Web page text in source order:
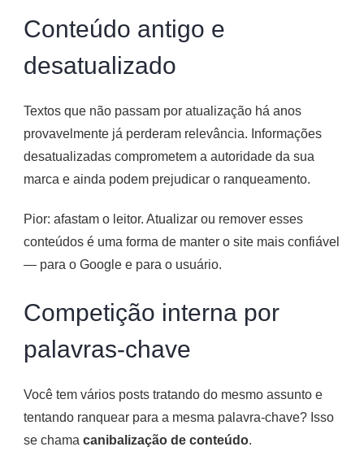
Conteúdo antigo e
desatualizado
Textos que não passam por atualização há anos
provavelmente já perderam relevância. Informações
desatualizadas comprometem a autoridade da sua
marca e ainda podem prejudicar o ranqueamento.
Pior: afastam o leitor. Atualizar ou remover esses
conteúdos é uma forma de manter o site mais confiável
— para o Google e para o usuário.
Competição interna por
palavras-chave
Você tem vários posts tratando do mesmo assunto e
tentando ranquear para a mesma palavra-chave? Isso
se chama canibalização de conteúdo.